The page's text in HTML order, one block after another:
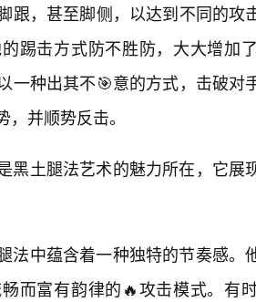
跟，甚至脚侧，以达到不同的攻
踢击方式防不胜防，大大增加
一种出其不🎯意的方式，击破对
并顺势反击。
黑土腿法艺术的魅力所在，它展
法中蕴含着一种独特的节奏感。
而富有韵律的🔥攻击模式。有